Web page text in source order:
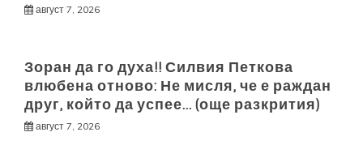
август 7, 2026
Зоран да го духа!! Силвия Петкова
влюбена отново: Не мисля, че е раждан
друг, който да успее… (още разкрития)
август 7, 2026